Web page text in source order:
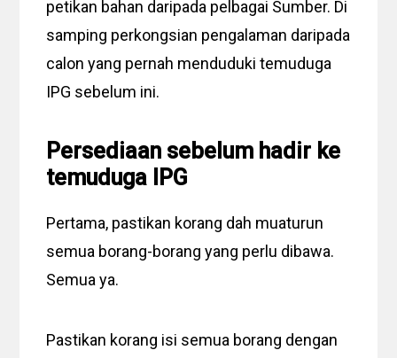
petikan bahan daripada pelbagai Sumber. Di
samping perkongsian pengalaman daripada
calon yang pernah menduduki temuduga
IPG sebelum ini.
Persediaan sebelum hadir ke
temuduga IPG
Pertama, pastikan korang dah muaturun
semua borang-borang yang perlu dibawa.
Semua ya.
Pastikan korang isi semua borang dengan